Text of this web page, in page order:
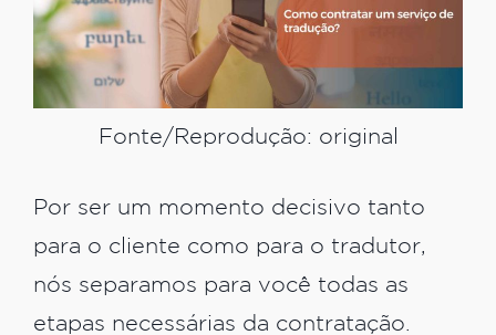
Fonte/Reprodução: original
Por ser um momento decisivo tanto
para o cliente como para o tradutor,
nós separamos para você todas as
etapas necessárias da contratação.